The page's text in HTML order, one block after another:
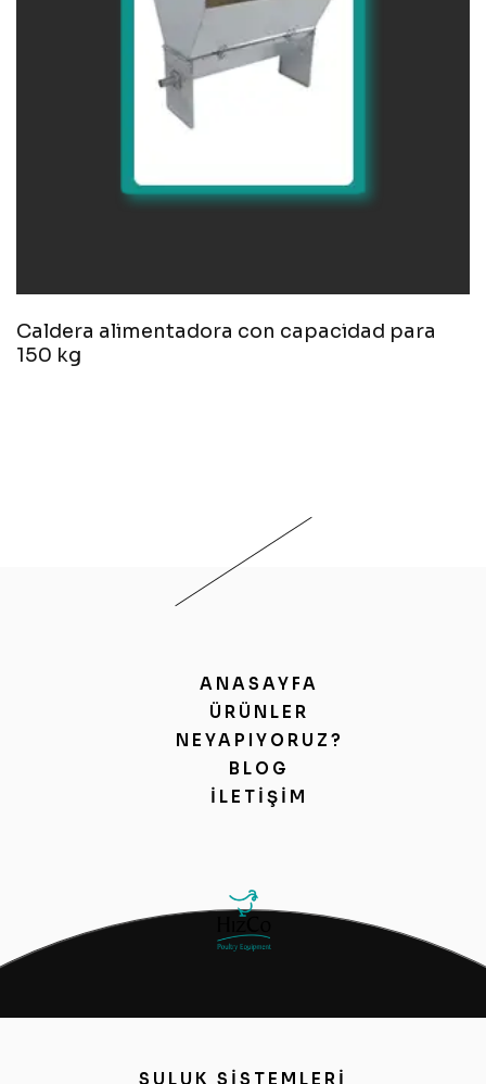
Caldera alimentadora con capacidad para
150 kg
ANASAYFA
ÜRÜNLER
NEYAPIYORUZ?
BLOG
İLETIŞIM
SULUK SİSTEMLERİ